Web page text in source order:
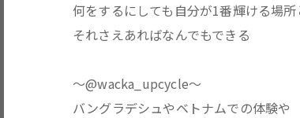
何をするにしても自分が1番輝ける場所
それさえあればなんでもできる
〜@wacka_upcycle〜
バングラデシュやベトナムでの体験や